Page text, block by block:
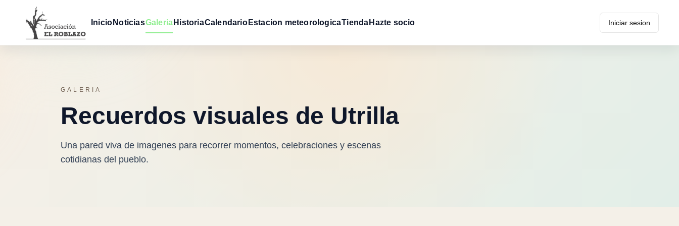
Inicio NoticiasGaleria HistoriaCalendario Estacion meteorologicaTienda Hazte socio Iniciar sesion
GALERIA
Recuerdos visuales de Utrilla
Una pared viva de imagenes para recorrer momentos, celebraciones y escenas
cotidianas del pueblo.